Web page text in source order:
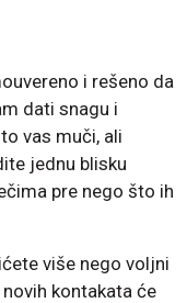
i rešeno da
dati snagu i
vas muči, ali
jednu blisku
pre nego što ih
više nego voljni
kontakata će